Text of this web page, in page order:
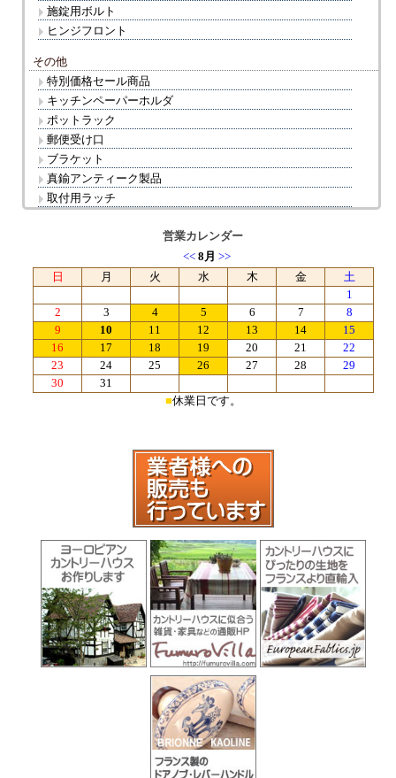
施錠用ボルト
ヒンジフロント
その他
特別価格セール商品
キッチンペーパーホルダ
ポットラック
郵便受け口
ブラケット
真鍮アンティーク製品
取付用ラッチ
営業カレンダー